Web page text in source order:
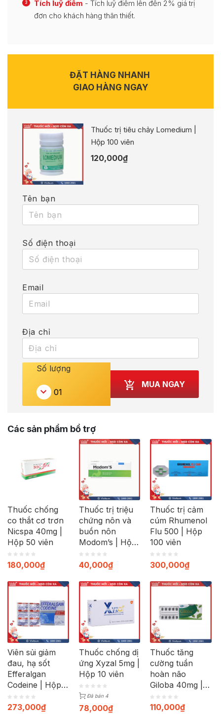
3 Tích luỹ điểm - Tích luỹ điểm lên đến 2% giá trị
đơn cho khách hàng thân thiết.
ĐẶT HÀNG NHANH
GIAO HÀNG NGAY
Thuốc trị tiêu chảy Lomedium |
Hộp 100 viên
120,000₫
Tên bạn
Số điện thoại
Email
Địa chỉ
Số lượng
MUA NGAY
Các sản phẩm bổ trợ
Thuốc chống
co thắt cơ trơn
Nicspa 40mg |
Hộp 50 viên
180,000₫
Thuốc trị triệu
chứng nôn và
buồn nôn
Modom’s | Hộp
100 viên
40,000₫
Thuốc trị cảm
cúm Rhumenol
Flu 500 | Hộp
100 viên
300,000₫
Viên sủi giảm
đau, hạ sốt
Efferalgan
Codeine | Hộp
40 viên
273,000₫
Thuốc chống dị
ứng Xyzal 5mg |
Hộp 10 viên
Đã bán 4
78,000₫
Thuốc tăng
cường tuần
hoàn não
Giloba 40mg |
Hộp 30 viên
110,000₫